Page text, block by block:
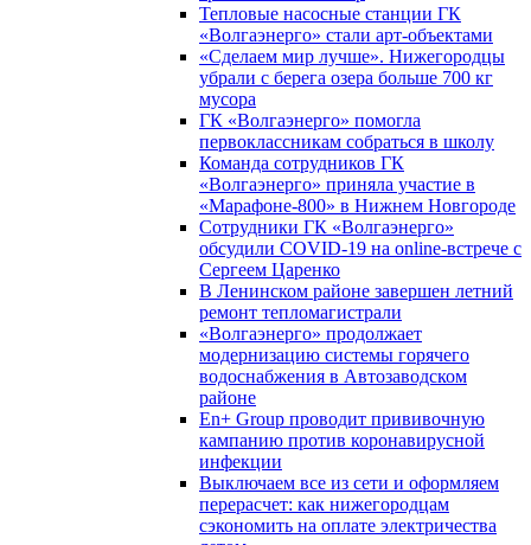
Тепловые насосные станции ГК
«Волгаэнерго» стали арт-объектами
«Сделаем мир лучше». Нижегородцы
убрали с берега озера больше 700 кг
мусора
ГК «Волгаэнерго» помогла
первоклассникам собраться в школу
Команда сотрудников ГК
«Волгаэнерго» приняла участие в
«Марафоне-800» в Нижнем Новгороде
Сотрудники ГК «Волгаэнерго»
обсудили COVID-19 на online-встрече с
Сергеем Царенко
В Ленинском районе завершен летний
ремонт тепломагистрали
«Волгаэнерго» продолжает
модернизацию системы горячего
водоснабжения в Автозаводском
районе
En+ Group проводит прививочную
кампанию против коронавирусной
инфекции
Выключаем все из сети и оформляем
перерасчет: как нижегородцам
сэкономить на оплате электричества